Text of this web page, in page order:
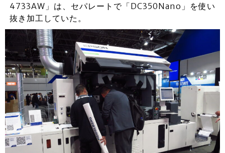
4733AW」は、セパレートで「DC350Nano」を使い
抜き加工していた。